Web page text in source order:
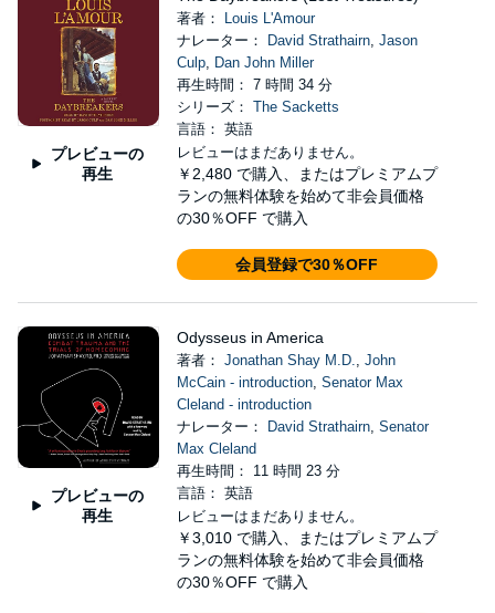
プレビューの
再生
著者：
Louis L'Amour
ナレーター：
David Strathairn, Jason
Culp,
Dan John Miller
再生時間： 7 時間 34 分
シリーズ： The Sacketts
言語： 英語
レビューはまだありません。
￥2,480 で購入、またはプレミアムプ
ランの無料体験を始めて非会員価格
の30％OFF で購入
会員登録で30％OFF
プレビューの
再生
Odysseus in America
著者： Jonathan Shay M.D.
John
McCain - introduction, Senator Max
Cleland - introduction
ナレーター：
David Strathairn, Senator
Max Cleland
再生時間： 11 時間 23 分
言語： 英語
レビューはまだありません。
￥3,010 で購入、またはプレミアムプ
ランの無料体験を始めて非会員価格
の30％OFF で購入